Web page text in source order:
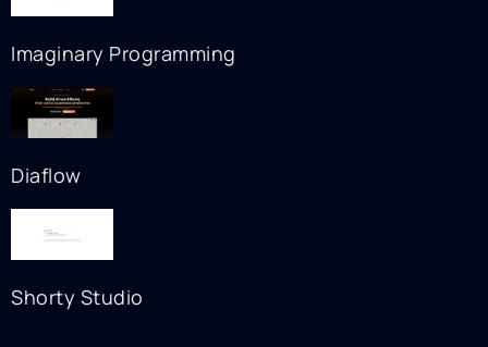
Imaginary Programming
Diaflow
Shorty Studio